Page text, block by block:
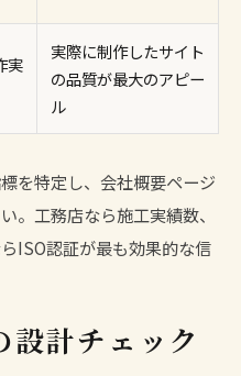
実
実際に制作したサイト
の品質が最大のアピー
ル
を特定し、会社概要ページ
。 工務店なら施工実績数、
ISO認証が最も効果的な信
設計チェック